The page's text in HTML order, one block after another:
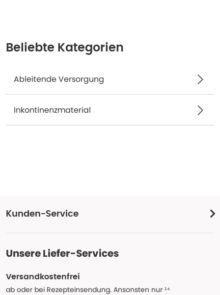
Beliebte Kategorien
Ableitende Versorgung
Inkontinenzmaterial
Kunden-Service
Unsere Liefer-Services
Versandkostenfrei
ab oder bei Rezepteinsendung. Ansonsten nur ¹⁴